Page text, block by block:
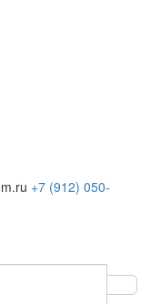
+7 (912) 050-